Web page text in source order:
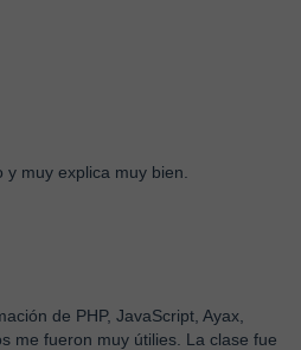
muy explica muy bien.
de PHP, JavaScript, Ayax,
me fueron muy útilies. La clase fue